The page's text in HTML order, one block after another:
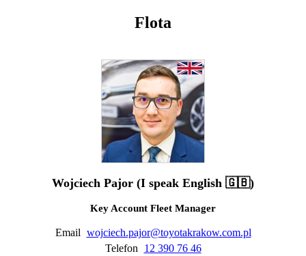
Flota
Wojciech Pajor (I speak English 🇬🇧)
Key Account Fleet Manager
Email wojciech.pajor@toyotakrakow.com.pl
Telefon
12 390 76 46